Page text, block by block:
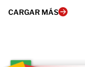
CARGAR MÁS